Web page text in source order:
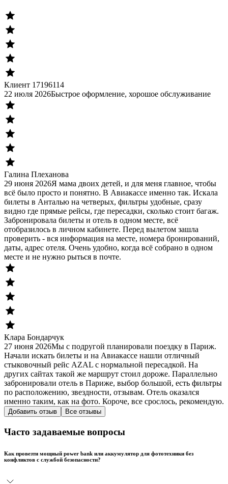
Клиент 17196114
22 июля 2026Быстрое оформление, хорошое обслуживание
Галина Плеханова
29 июня 2026Я мама двоих детей, и для меня главное, чтобы
всё было просто и понятно. В Авиакассе именно так. Искала
билеты в Анталью на четверых, фильтры удобные, сразу
видно где прямые рейсы, где пересадки, сколько стоит багаж.
Забронировала билеты и отель в одном месте, всё
отобразилось в личном кабинете. Перед вылетом зашла
проверить - вся информация на месте, номера бронирований,
даты, адрес отеля. Очень удобно, когда всё собрано в одном
месте и не нужно рыться в почте.
Клара Бондарчук
27 июня 2026Мы с подругой планировали поездку в Париж.
Начали искать билеты и на Авиакассе нашли отличный
стыковочный рейс AZAL с нормальной пересадкой. На
других сайтах такой же маршрут стоил дороже. Параллельно
забронировали отель в Париже, выбор большой, есть фильтры
по расположению, звездности, отзывам. Отель оказался
именно таким, как на фото. Короче, все срослось, рекомендую.
Добавить отзыв Все отзывы
Часто задаваемые вопросы
Как провезти мощный power bank или аккумулятор для фототехники без
конфликтов с службой безопасности?